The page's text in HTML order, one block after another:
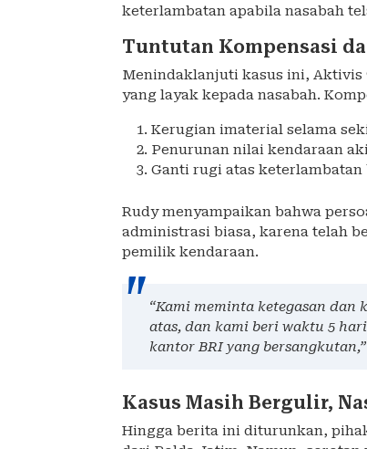
keterlambatan apabila nasabah
Tuntutan Kompensasi
Menindaklanjuti kasus ini, Aktivis
yang layak kepada nasabah.
Kerugian imaterial selama
Penurunan nilai kendaraan
Ganti rugi atas
Rudy menyampaikan bahwa
administrasi biasa, karena telah
pemilik kendaraan.
“Kami meminta ketegasan
atas, dan kami beri waktu 5
kantor BRI yang
Kasus Masih Bergulir,
Hingga berita ini diturunkan,